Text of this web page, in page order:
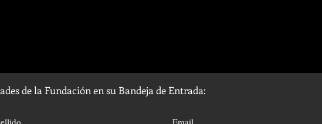
de la Fundación en su Bandeja de Entrada: